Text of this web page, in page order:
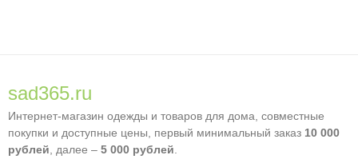
sad365.ru
Интернет-магазин одежды и товаров для дома, совместные
покупки и доступные цены, первый минимальный заказ 10 000
рублей , далее – 5 000 рублей